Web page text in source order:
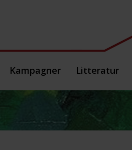
Kampagner Litteratur